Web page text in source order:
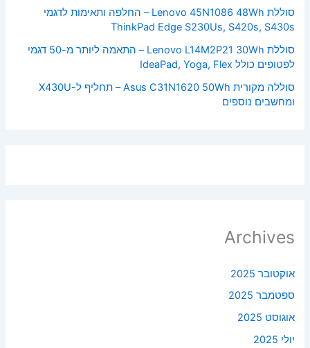
סוללת Lenovo 45N1086 48Wh – החלפה ותאימות לדגמי
ThinkPad Edge S230Us, S420s, S430s
סוללת Lenovo L14M2P21 30Wh – התאמה ליותר מ-50 דגמי
לפטופים כולל IdeaPad, Yoga, Flex
סוללה מקורית Asus C31N1620 50Wh – תחליף ל-X430U
ומחשבים נוספים
Archives
אוקטובר 2025
ספטמבר 2025
אוגוסט 2025
יולי 2025